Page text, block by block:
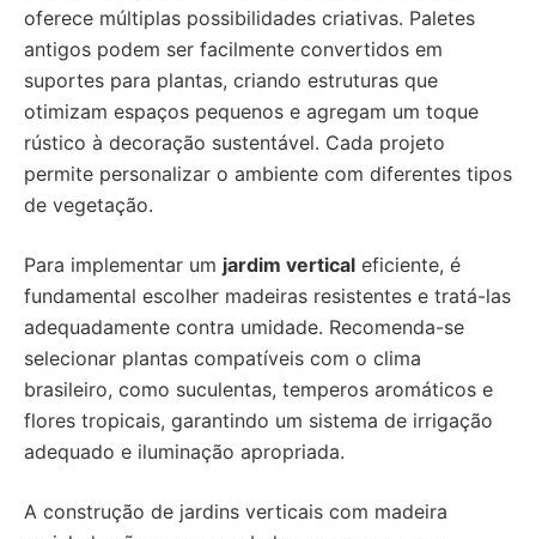
oferece múltiplas possibilidades criativas. Paletes
antigos podem ser facilmente convertidos em
suportes para plantas, criando estruturas que
otimizam espaços pequenos e agregam um toque
rústico à decoração sustentável. Cada projeto
permite personalizar o ambiente com diferentes tipos
de vegetação.
Para implementar um jardim vertical eficiente, é
fundamental escolher madeiras resistentes e tratá-las
adequadamente contra umidade. Recomenda-se
selecionar plantas compatíveis com o clima
brasileiro, como suculentas, temperos aromáticos e
flores tropicais, garantindo um sistema de irrigação
adequado e iluminação apropriada.
A construção de jardins verticais com madeira